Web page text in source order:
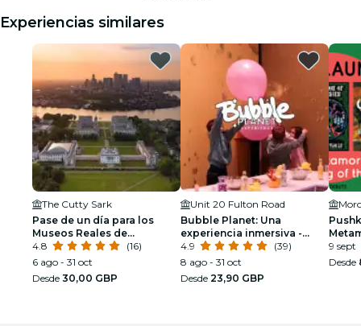
Experiencias similares
The Cutty Sark
Pase de un día para los
Museos Reales de
Greenwich
4.8
(16)
6 ago - 31 oct
Desde 30,00 GBP
Unit 20 Fulton Road
Bubble Planet: Una
experiencia inmersiva -
Cumpleaños
4.9
(39)
8 ago - 31 oct
Desde 23,90 GBP
9 sept
Desde